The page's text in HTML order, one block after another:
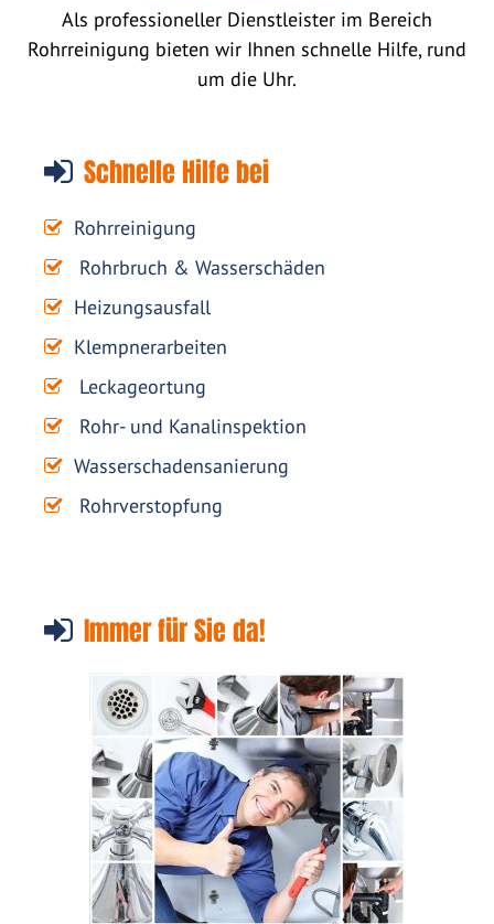
Als professioneller Dienstleister im Bereich
Rohrreinigung bieten wir Ihnen schnelle Hilfe, rund
um die Uhr.
Schnelle Hilfe bei
Rohrreinigung
Rohrbruch & Wasserschäden
Heizungsausfall
Klempnerarbeiten
Leckageortung
Rohr- und Kanalinspektion
Wasserschadensanierung
Rohrverstopfung
Immer für Sie da!